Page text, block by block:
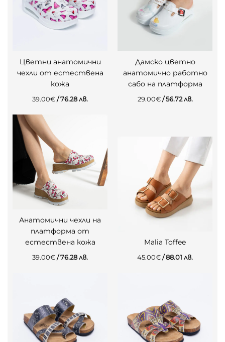
Цветни анатомични
чехли от естествена
кожа
39.00€ / 76.28 лв.
Дамско цветно
анатомично работно
сабо на платформа
29.00€/ 56.72 лв.
Анатомични чехли на
платформа от
естествена кожа
39.00€ / 76.28 лв.
Malia Toffee
45.00€ / 88.01 лв.